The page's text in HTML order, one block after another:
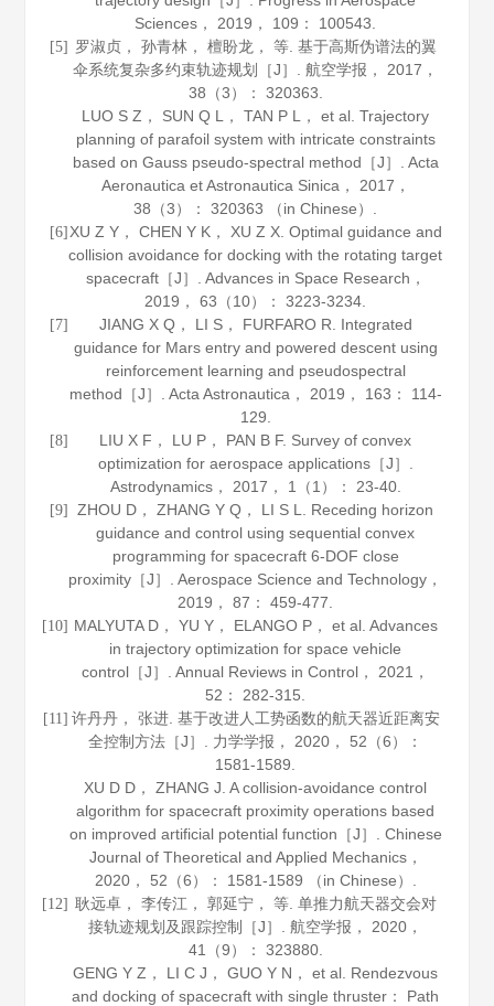
Sciences ， 2019 ， 109 ： 100543.
[5] 罗淑贞， 孙青林， 檀盼龙， 等. 基于高斯伪谱法的翼
伞系统复杂多约束轨迹规划［J］.航空学报 ， 2017 ，
38 （3）： 320363.
LUO S Z， SUN Q L， TAN P L， et al. Trajectory
planning of parafoil system with intricate constraints
based on Gauss pseudo-spectral method［J］. Acta
Aeronautica et Astronautica Sinica ， 2017 ，
38 （3）： 320363 （in Chinese）.
[6] XU Z Y， CHEN Y K， XU Z X. Optimal guidance and
collision avoidance for docking with the rotating target
spacecraft［J］. Advances in Space Research ，
2019 ，63 （10）： 3223-3234.
[7]
JIANG X Q， LI S， FURFARO R. Integrated
guidance for Mars entry and powered descent using
reinforcement learning and pseudospectral
method［J］. Acta Astronautica ， 2019 ， 163 ： 114-
129.
[8]
LIU X F， LU P， PAN B F. Survey of convex
optimization for aerospace applications［J］.
Astrodynamics， 2017 ， 1 （1）： 23-40.
[9]
ZHOU D， ZHANG Y Q， LI S L. Receding horizon
guidance and control using sequential convex
programming for spacecraft 6-DOF close
proximity［J］.Aerospace Science and Technology ，
2019 ，87 ： 459-477.
[10] MALYUTA D， YU Y， ELANGO P， et al. Advances
in trajectory optimization for space vehicle
control［J］.Annual Reviews in Control ， 2021 ，
52 ： 282-315.
[11] 许丹丹， 张进. 基于改进人工势函数的航天器近距离安
全控制方法［J］. 力学学报 ， 2020 ， 52 （6）：
1581-1589.
XU D D， ZHANG J. A collision-avoidance control
algorithm for spacecraft proximity operations based
on improved artificial potential function［J］. Chinese
Journal of Theoretical and Applied Mechanics，
2020， 52 （6）： 1581-1589 （in Chinese）.
[12] 耿远卓， 李传江， 郭延宁， 等. 单推力航天器交会对
接轨迹规划及跟踪控制［J］.航空学报 ， 2020 ，
41
（9）： 323880.
GENG Y Z， LI C J， GUO Y N， et al. Rendezvous
and docking of spacecraft with single thruster： Path